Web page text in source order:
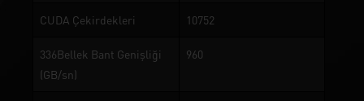
CUDA Çekirdekleri 10752
336Bellek Bant Genişliği
(GB/sn)
960